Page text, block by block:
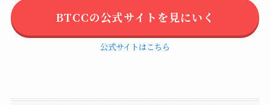
BTCCの公式サイトを見にいく
公式サイトはこちら